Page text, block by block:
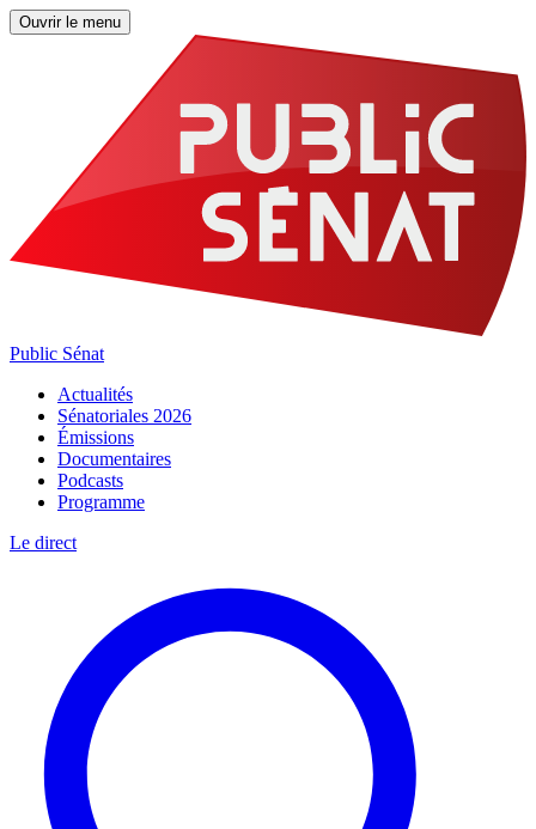
Ouvrir le menu
Public Sénat
Actualités
Sénatoriales 2026
Émissions
Documentaires
Podcasts
Programme
Le direct